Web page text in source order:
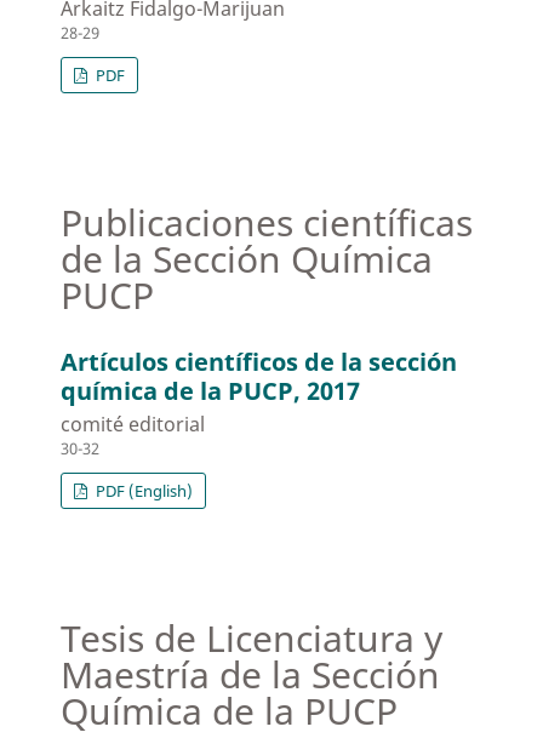
Arkaitz Fidalgo-Marijuan
28-29
PDF
Publicaciones científicas
de la Sección Química
PUCP
Artículos científicos de la sección
química de la PUCP, 2017
comité editorial
30-32
PDF (English)
Tesis de Licenciatura y
Maestría de la Sección
Química de la PUCP